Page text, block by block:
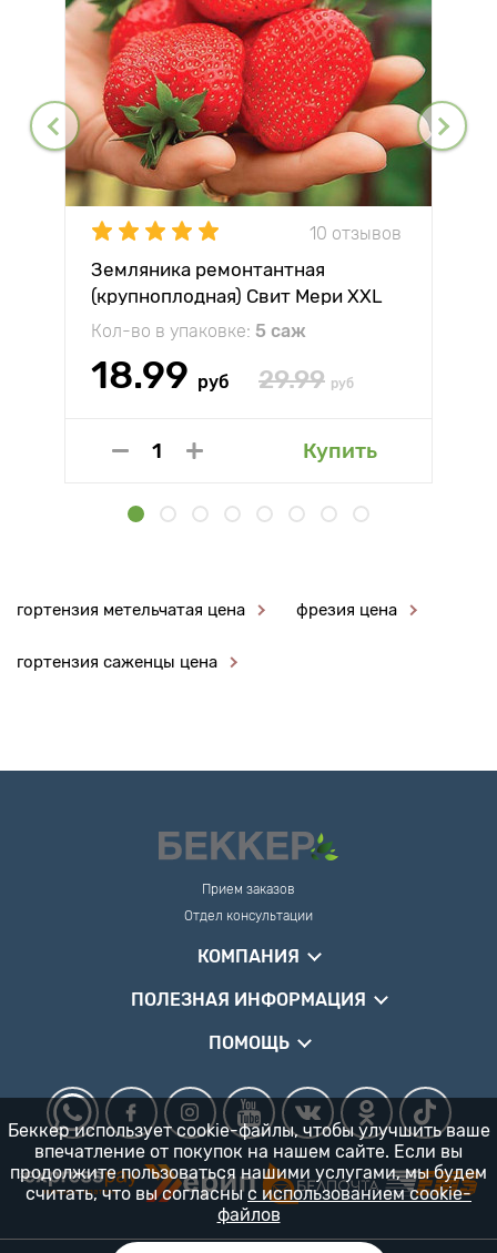
10 отзывов
Земляника ремонтантная
(крупноплодная) Свит Мери XXL
Кол-во в упаковке: 5 саж
18.99 руб 29.99 руб
Купить
гортензия метельчатая цена фрезия цена
гортензия саженцы цена
Прием заказов
Отдел консультации
КОМПАНИЯ
ПОЛЕЗНАЯ ИНФОРМАЦИЯ
ПОМОЩЬ
Беккер использует cookie-файлы, чтобы улучшить ваше
впечатление от покупок на нашем сайте. Если вы
продолжите пользоваться нашими услугами, мы будем
считать, что вы согласны с использованием cookie-
файлов